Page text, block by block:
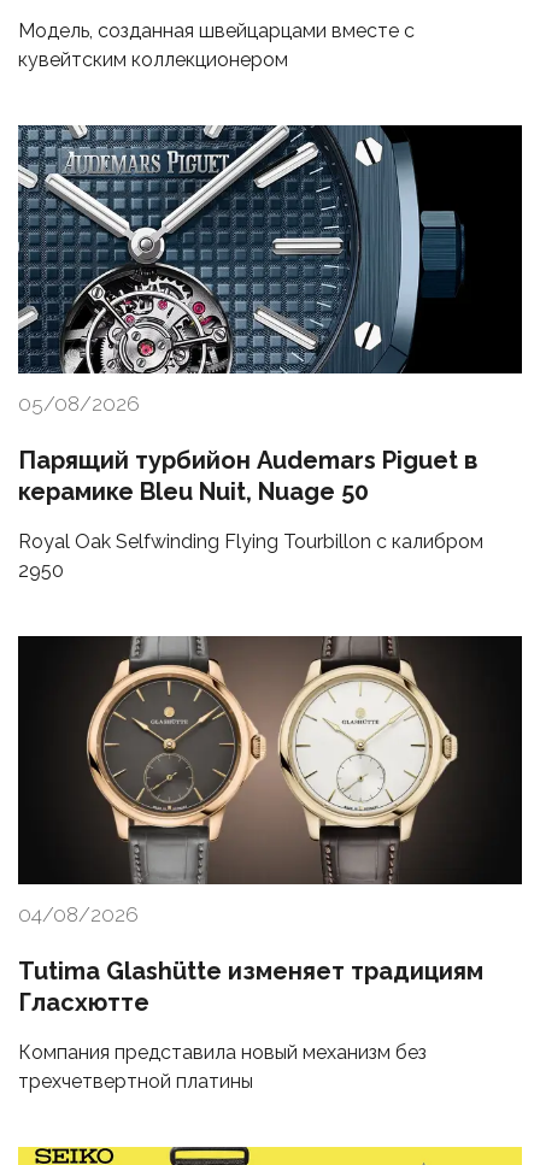
Модель, созданная швейцарцами вместе с
кувейтским коллекционером
05/08/2026
Парящий турбийон Audemars Piguet в
керамике Bleu Nuit, Nuage 50
Royal Oak Selfwinding Flying Tourbillon с калибром
2950
04/08/2026
Tutima Glashütte изменяет традициям
Гласхютте
Компания представила новый механизм без
трехчетвертной платины